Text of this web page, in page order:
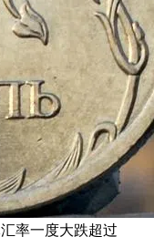
率一度大跌超过